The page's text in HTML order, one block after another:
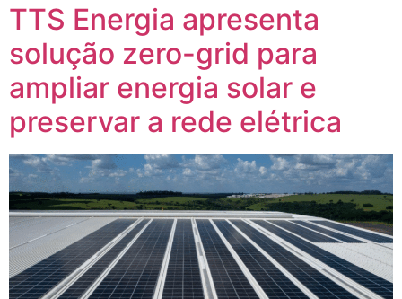
TTS Energia apresenta
solução zero-grid para
ampliar energia solar e
preservar a rede elétrica